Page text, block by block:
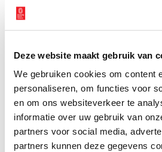
Deze website maakt gebruik van
We gebruiken cookies om content
personaliseren, om functies voor
en om ons websiteverkeer te
informatie over uw gebruik van
partners voor social media,
partners kunnen deze gegevens
Wilt u op de hoogte blijven van de
laatste erfgoednieuws? Schrijf u
Bij inschrijving gaat u akkoord met ons
Aanvullingen